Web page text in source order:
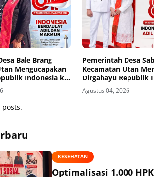
Bale Brang
Mengucapakan
Indonesia ke-
Pemerintah Desa
Kecamatan Utan
Dirgahayu Republik
81
Agustus 04, 2026
posts.
KESEHATAN
Optimalisasi 1.000